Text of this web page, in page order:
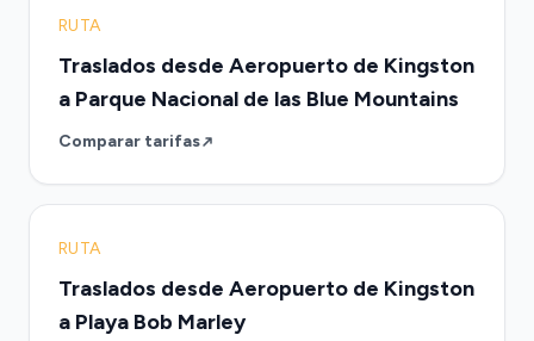
RUTA
Traslados desde Aeropuerto de Kingston
a Parque Nacional de las Blue Mountains
Comparar tarifas
RUTA
Traslados desde Aeropuerto de Kingston
a Playa Bob Marley